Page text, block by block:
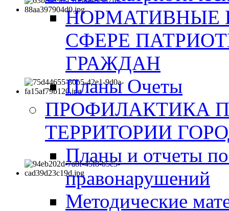
НОРМАТИВНЫЕ
СФЕРЕ
ГРАЖДАН
Планы Очеты
ПРОФИЛАКТИКА
ТЕРРИТОРИИ
Планы и отчеты
правонарушений
Методические